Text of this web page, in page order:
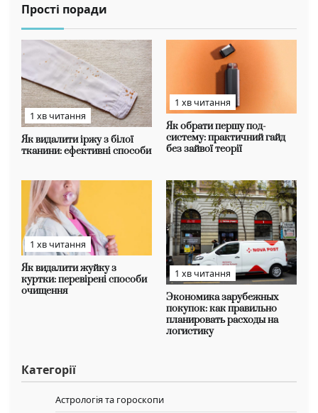
Прості поради
1 хв читання
Як видалити іржу з білої
тканини: ефективні способи
1 хв читання
Як обрати першу под-
систему: практичний гайд
без зайвої теорії
1 хв читання
Як видалити жуйку з
куртки: перевірені способи
очищення
1 хв читання
Экономика зарубежных
покупок: как правильно
планировать расходы на
логистику
Категорії
Астрологія та гороскопи